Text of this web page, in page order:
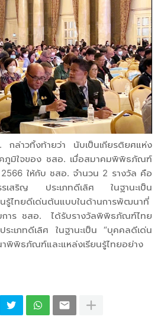
กล่าวทิ้งท้ายว่า นับเป็นเกียรติยศแห่ง
คภูมิใจของ ชสอ. เมื่อสมาคมพิพิธภัณฑ์
2566 ให้กับ ชสอ. จำนวน 2 รางวัล คือ
รเสริญ ประเภทดีเลิศ ในฐานะเป็น
รู้ไทยดีเด่นต้นแบบในด้านการพัฒนาที่
การ ชสอ. ได้รับรางวัลพิพิธภัณฑ์ไทย
เภทดีเลิศ ในฐานะเป็น “บุคคลดีเด่น
พิพิธภัณฑ์และแหล่งเรียนรู้ไทยอย่าง